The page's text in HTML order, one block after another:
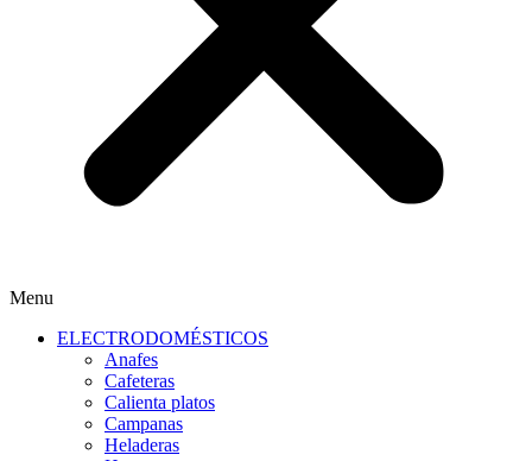
Menu
ELECTRODOMÉSTICOS
Anafes
Cafeteras
Calienta platos
Campanas
Heladeras